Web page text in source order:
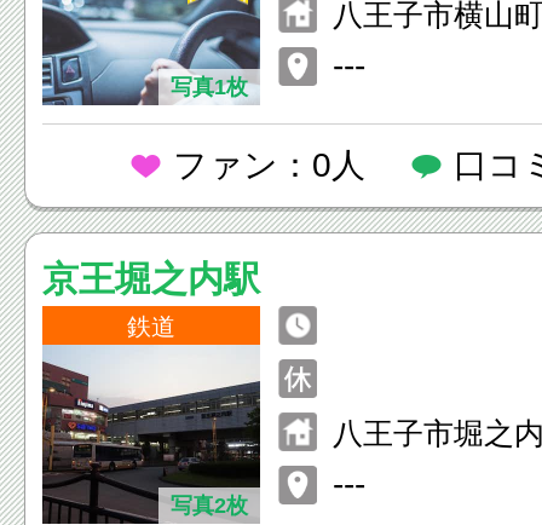
写真1枚
八王子市横山
---
ファン：0人 口コ
京王堀之内駅
鉄道
写真2枚
八王子市堀之
---